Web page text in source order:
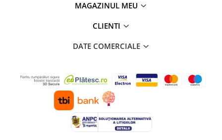
MAGAZINUL MEU
CLIENTI
DATE COMERCIALE